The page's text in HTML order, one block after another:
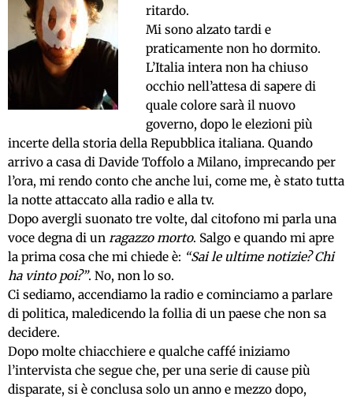
ritardo.
Mi sono alzato tardi e
praticamente non ho dormito.
L’Italia intera non ha chiuso
occhio nell’attesa di sapere di
quale colore sarà il nuovo
governo, dopo le elezioni più
incerte della storia della Repubblica italiana. Quando
arrivo a casa di Davide Toffolo a Milano, imprecando per
l’ora, mi rendo conto che anche lui, come me, è stato tutta
la notte attaccato alla radio e alla tv.
Dopo avergli suonato tre volte, dal citofono mi parla una
voce degna di un ragazzo morto. Salgo e quando mi apre
la prima cosa che mi chiede è: “Sai le ultime notizie? Chi
ha vinto poi?”. No, non lo so.
Ci sediamo, accendiamo la radio e cominciamo a parlare
di politica, maledicendo la follia di un paese che non sa
decidere.
Dopo molte chiacchiere e qualche caffé iniziamo
l’intervista che segue che, per una serie di cause più
disparate, si è conclusa solo un anno e mezzo dopo,